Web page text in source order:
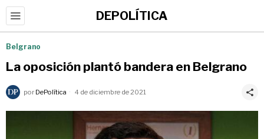
DEPOLÍTICA
Belgrano
La oposición plantó bandera en Belgrano
por DePolítica 4 de diciembre de 2021